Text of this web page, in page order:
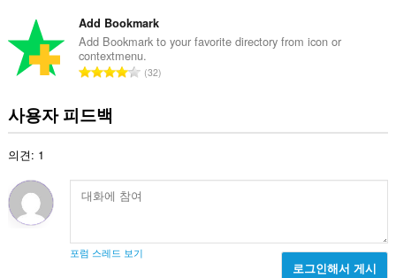
급
수
:
Add Bookmark
Add Bookmark to your favorite directory from icon or
contextmenu.
총32
사용자 피드백
의견: 1
포럼 스레드 보기
로그인해서 게시